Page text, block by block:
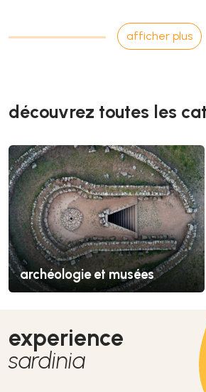
afficher plus
découvrez toutes les
archéologie et musées
experience
sardinia